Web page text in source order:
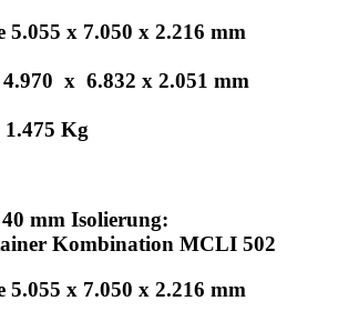
5.055 x 7.050 x 2.216 mm
x 6.832 x 2.051 mm
1.475 Kg
mm Isolierung:
Kombination MCLI 502
5.055 x 7.050 x 2.216 mm